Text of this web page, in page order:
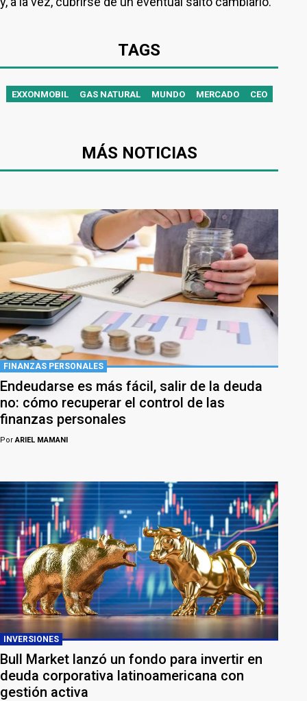
TAGS
EXXONMOBIL GAS NATURAL MUNDO MERCADO CEO
MÁS NOTICIAS
FINANZAS PERSONALES
Endeudarse es más fácil, salir de la deuda
no: cómo recuperar el control de las
finanzas personales
PorARIEL MAMANI
INVERSIONES
Bull Market lanzó un fondo para invertir en
deuda corporativa latinoamericana con
gestión activa